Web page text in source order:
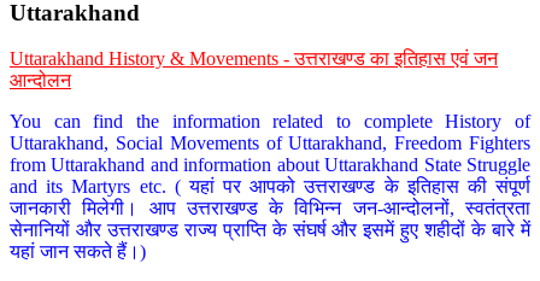
Uttarakhand
Uttarakhand History & Movements - उत्तराखण्ड का इतिहास एवं जन
आन्दोलन
You can find the information related to complete History of
Uttarakhand, Social Movements of Uttarakhand, Freedom Fighters
from Uttarakhand and information about Uttarakhand State Struggle
and its Martyrs etc. ( यहां पर आपको उत्तराखण्ड के इतिहास की संपूर्ण
जानकारी मिलेगी। आप उत्तराखण्ड के विभिन्न जन-आन्दोलनों, स्वतंत्रता
सेनानियों और उत्तराखण्ड राज्य प्राप्ति के संघर्ष और इसमें हुए शहीदों के बारे में
यहां जान सकते हैं।)